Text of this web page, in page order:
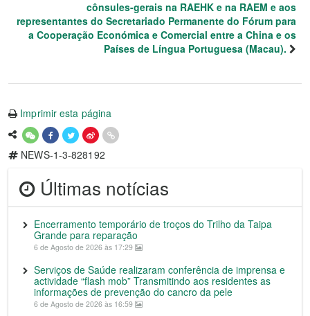
cônsules-gerais na RAEHK e na RAEM e aos
representantes do Secretariado Permanente do Fórum para
a Cooperação Económica e Comercial entre a China e os
Países de Língua Portuguesa (Macau).
Imprimir esta página
NEWS-1-3-828192
Últimas notícias
Encerramento temporário de troços do Trilho da Taipa
Grande para reparação
6 de Agosto de 2026 às 17:29
Serviços de Saúde realizaram conferência de imprensa e
actividade “flash mob” Transmitindo aos residentes as
informações de prevenção do cancro da pele
6 de Agosto de 2026 às 16:59